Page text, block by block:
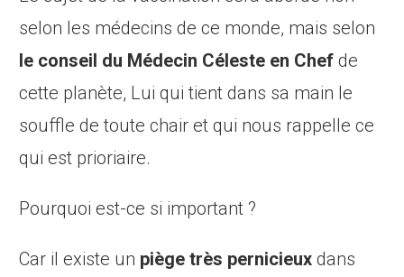
selon les médecins de ce monde, mais selon
le conseil du Médecin Céleste en Chef de
cette planète, Lui qui tient dans sa main le
souffle de toute chair et qui nous rappelle ce
qui est prioriaire.
Pourquoi est-ce si important ?
Car il existe un piège très pernicieux dans